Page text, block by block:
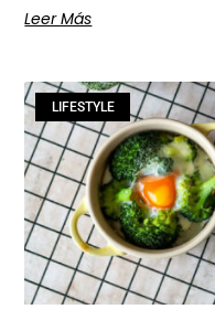
Leer Más
LIFESTYLE